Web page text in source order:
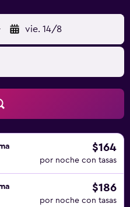
hay piscina al aire
hidromasaje. Otros
incluyen una pista de
Se pueden practicar
que se indican
o cerca del alojamiento (es
vie. 14/8
$164
por noche con tasas
$186
por noche con tasas